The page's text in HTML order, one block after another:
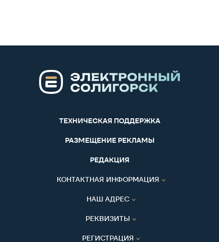
ТЕХНИЧЕСКАЯ ПОДДЕРЖКА
РАЗМЕЩЕНИЕ РЕКЛАМЫ
РЕДАКЦИЯ
КОНТАКТНАЯ ИНФОРМАЦИЯ
НАШ АДРЕС
РЕКВИЗИТЫ
РЕГИСТРАЦИЯ